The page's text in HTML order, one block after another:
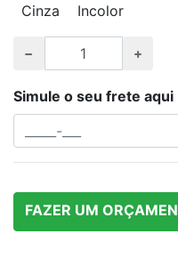
Cinza Incolor
Simule o seu frete aqui
FAZER UM